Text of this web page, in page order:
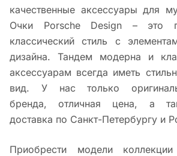
качественные аксессуары для
Очки Porsche Design – это
классический стиль с
дизайна. Тандем модерна и
аксессуарам всегда иметь
вид. У нас только
бренда, отличная цена, а
доставка по Санкт-Петербургу и
Приобрести модели